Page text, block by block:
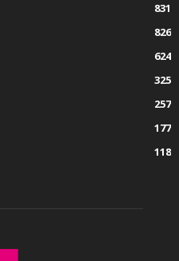
831
826
624
325
257
177
118